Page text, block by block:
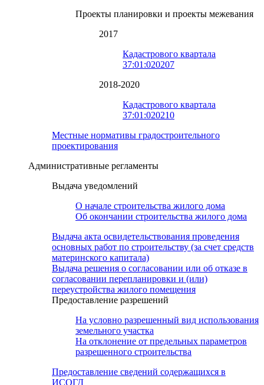
Проекты планировки и проекты межевания
2017
Кадастрового квартала
37:01:020207
2018-2020
Кадастрового квартала
37:01:020210
Местные нормативы градостроительного
проектирования
Административные регламенты
Выдача уведомлений
О начале строительства жилого дома
Об окончании строительства жилого дома
Выдача акта освидетельствования проведения
основных работ по строительству (за счет средств
материнского капитала)
Выдача решения о согласовании или об отказе в
согласовании перепланировки и (или)
переустройства жилого помещения
Предоставление разрешений
На условно разрешенный вид использования
земельного участка
На отклонение от предельных параметров
разрешенного строительства
Предоставление сведений содержащихся в
ИСОГД